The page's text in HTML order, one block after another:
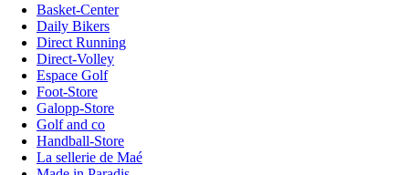
Basket-Center
Daily Bikers
Direct Running
Direct-Volley
Espace Golf
Foot-Store
Galopp-Store
Golf and co
Handball-Store
La sellerie de Maé